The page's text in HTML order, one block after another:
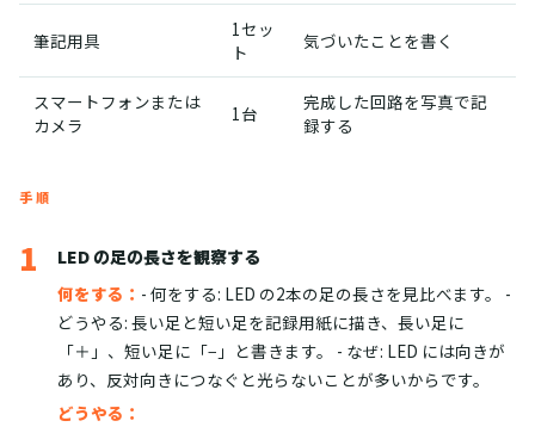
筆記用具
1セッ
ト
気づいたことを書く
スマートフォンまたは
カメラ
1台
完成した回路を写真で記
録する
手順
1
LED の足の長さを観察する
何をする： - 何をする: LED の2本の足の長さを見比べます。 -
どうやる: 長い足と短い足を記録用紙に描き、長い足に
「＋」、短い足に「−」と書きます。 - なぜ: LED には向きが
あり、反対向きにつなぐと光らないことが多いからです。
どうやる：